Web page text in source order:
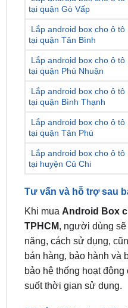
Lắp android box cho ô tô
tại quận 6
Lắp android box cho ô tô
tại quận Gò Vấp
Lắp android box cho ô tô
tại quận Tân Bình
Lắp android box cho ô tô
tại quận Phú Nhuận
Lắp android box cho ô tô
tại quận Bình Thạnh
Lắp android box cho ô tô
tại huyện Củ Chi
Tư vấn và hỗ trợ sau
Khi muaAndroid Box
TPHCM, người dùng sẽ
năng, cách sử dụng,